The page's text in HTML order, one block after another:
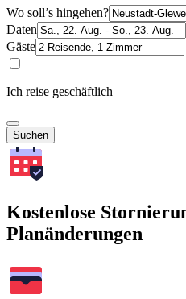
Wo soll’s hingehen?
Daten
Gäste
Ich reise geschäftlich
Suchen
Kostenlose
Planänderungen